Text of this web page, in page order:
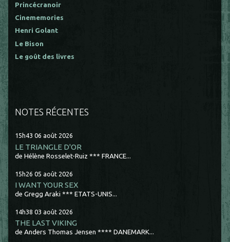
Princécranoir
Cinememories
Henri Golant
Le Bison
Le goût des livres
NOTES RÉCENTES
15h43 06 août 2026
LE TRIANGLE D'OR
de Hélène Rosselet-Ruiz *** FRANCE...
15h26 05 août 2026
I WANT YOUR SEX
de Gregg Araki *** ETATS-UNIS...
14h38 03 août 2026
THE LAST VIKING
de Anders Thomas Jensen **** DANEMARK...